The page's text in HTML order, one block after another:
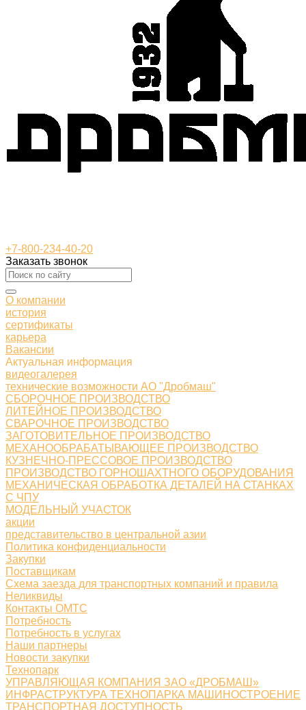
+7-800-234-40-20
Заказать звонок
О компании
история
сертификаты
карьера
Вакансии
Актуальная информация
видеогалерея
технические возможности АО "Дробмаш"
СБОРОЧНОЕ ПРОИЗВОДСТВО
ЛИТЕЙНОЕ ПРОИЗВОДСТВО
СВАРОЧНОЕ ПРОИЗВОДСТВО
ЗАГОТОВИТЕЛЬНОЕ ПРОИЗВОДСТВО
МЕХАНООБРАБАТЫВАЮЩЕЕ ПРОИЗВОДСТВО
КУЗНЕЧНО-ПРЕССОВОЕ ПРОИЗВОДСТВО
ПРОИЗВОДСТВО ГОРНОШАХТНОГО ОБОРУДОВАНИЯ
МЕХАНИЧЕСКАЯ ОБРАБОТКА ДЕТАЛЕЙ НА СТАНКАХ
С ЧПУ
МОДЕЛЬНЫЙ УЧАСТОК
акции
представительство в центральной азии
Политика конфиденциальности
Закупки
Поставщикам
Схема заезда для транспортных компаний и правила
Неликвиды
Контакты ОМТС
Потребность
Потребность в услугах
Наши партнеры
Новости закупки
Технопарк
УПРАВЛЯЮЩАЯ КОМПАНИЯ ЗАО «ДРОБМАШ»
ИНФРАСТРУКТУРА ТЕХНОПАРКА МАШИНОСТРОЕНИЕ
ТРАНСПОРТНАЯ ДОСТУПНОСТЬ